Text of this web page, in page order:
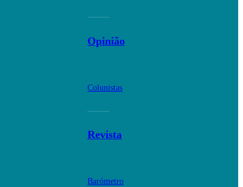
Opinião
Colunistas
Revista
Barómetro